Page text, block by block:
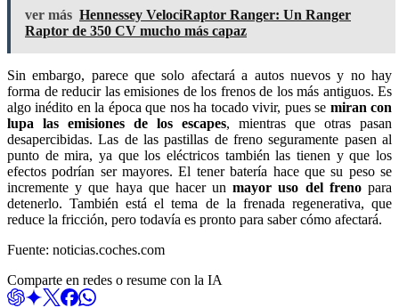
ver más Hennessey VelociRaptor Ranger: Un Ranger
Raptor de 350 CV mucho más capaz
Sin embargo, parece que solo afectará a autos nuevos y no hay
forma de reducir las emisiones de los frenos de los más antiguos. Es
algo inédito en la época que nos ha tocado vivir, pues se miran con
lupa las emisiones de los escapes, mientras que otras pasan
desapercibidas. Las de las pastillas de freno seguramente pasen al
punto de mira, ya que los eléctricos también las tienen y que los
efectos podrían ser mayores. El tener batería hace que su peso se
incremente y que haya que hacer unmayor uso del frenopara
detenerlo. También está el tema de la frenada regenerativa, que
reduce la fricción, pero todavía es pronto para saber cómo afectará.
Fuente: noticias.coches.com
Comparte en redes o resume con la IA